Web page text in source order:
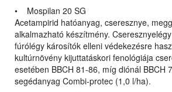
• Mospilan 20 SG
Acetampirid hatóanyag, cseresznye,
alkalmazható készítmény.
fúrólégy károsítók elleni védekezésre
kultúrnövény kijuttatáskori fenológiája
esetében BBCH 81-86, míg diónál BBCH
segédanyag Combi-protec (1,0 l/ha).